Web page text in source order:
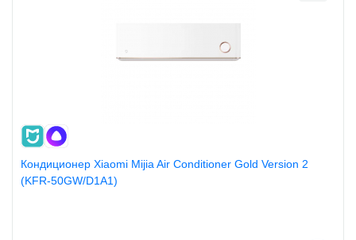
Кондиционер Xiaomi Mijia Air Conditioner Gold Version 2
(KFR-50GW/D1A1)